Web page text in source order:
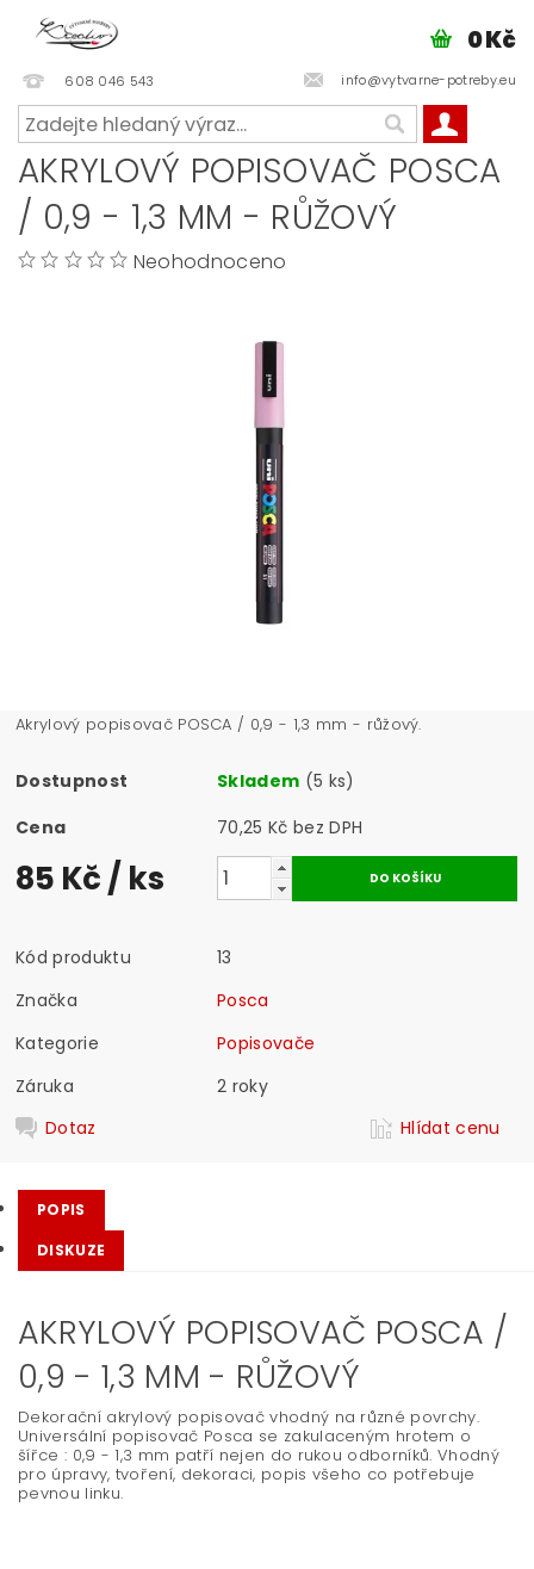
608 046 543 info@vytvarne-potreby.eu
0 Kč
AKRYLOVÝ POPISOVAČ POSCA
/ 0,9 - 1,3 MM - RŮŽOVÝ
Neohodnoceno
Akrylový popisovač POSCA / 0,9 - 1,3 mm - růžový.
Dostupnost Skladem (5 ks)
Cena
70,25 Kč bez DPH
85 Kč/ ks
Kód produktu
13
Značka
Posca
Kategorie
Popisovače
Záruka
2 roky
Dotaz
Hlídat cenu
POPIS
DISKUZE
AKRYLOVÝ POPISOVAČ POSCA /
0,9 - 1,3 MM - RŮŽOVÝ
Dekorační akrylový popisovač vhodný na různé povrchy.
Universální popisovač Posca se zakulaceným hrotem o
šířce : 0,9 - 1,3 mm patří nejen do rukou odborníků. Vhodný
pro úpravy, tvoření, dekoraci, popis všeho co potřebuje
pevnou linku.